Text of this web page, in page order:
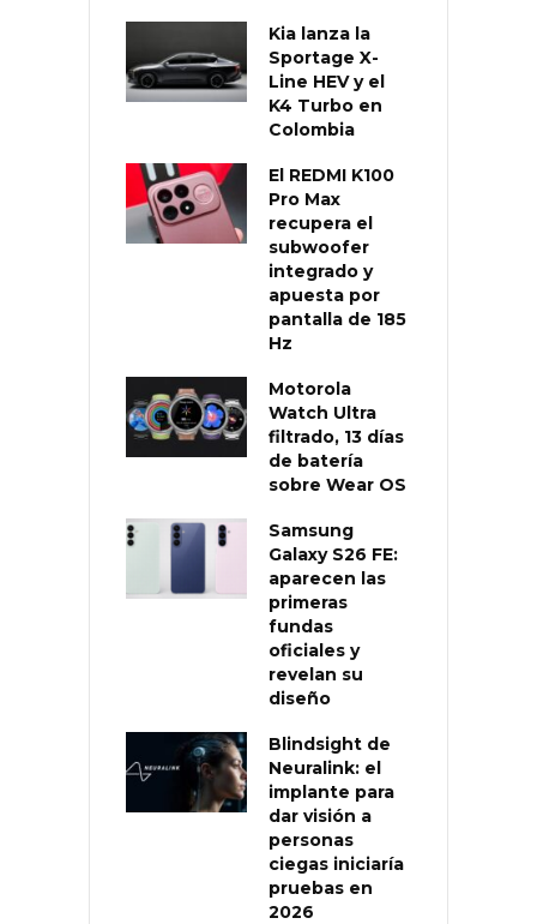
Kia lanza la
Sportage X-
Line HEV y el
K4 Turbo en
Colombia
El REDMI K100
Pro Max
recupera el
subwoofer
integrado y
apuesta por
pantalla de 185
Hz
Motorola
Watch Ultra
filtrado, 13 días
de batería
sobre Wear OS
Samsung
Galaxy S26 FE:
aparecen las
primeras
fundas
oficiales y
revelan su
diseño
Blindsight de
Neuralink: el
implante para
dar visión a
personas
ciegas iniciaría
pruebas en
2026